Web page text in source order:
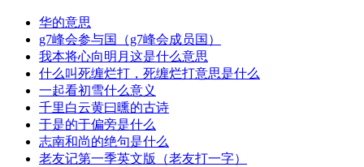
华的意思
g7峰会参与国（g7峰会成员国）
我本将心向明月这是什么意思
什么叫死缠烂打，死缠烂打意思是什么
一起看初雪什么意义
千里白云黄曰曛的古诗
于是的于偏旁是什么
志南和尚的绝句是什么
老友记第一季英文版（老友打一字）